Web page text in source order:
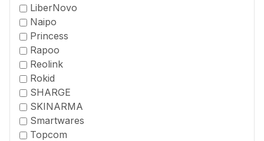
LiberNovo
Naipo
Princess
Rapoo
Reolink
Rokid
SHARGE
SKINARMA
Smartwares
Topcom